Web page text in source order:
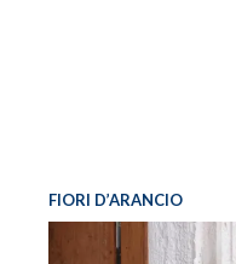
FIORI D’ARANCIO